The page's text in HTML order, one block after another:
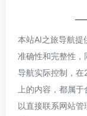
本站AI之旅导航提
准确性和完整性，
导航实际控制，
上的内容，都属
以直接联系网站